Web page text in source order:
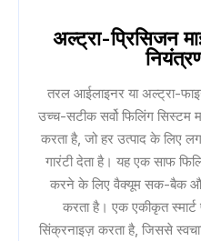
अल्ट्रा-प्रिसिजन
तरल आईलाइनर या अल्ट्रा-
उच्च-सटीक सर्वो फिलिंग सिस्टम
करता है, जो हर उत्पाद के लिए
गारंटी देता है। यह एक साफ
करने के लिए वैक्यूम सक-बैक
करता है। एक एकीकृत स्मार्ट
सिंक्रनाइज़ करता है, जिससे